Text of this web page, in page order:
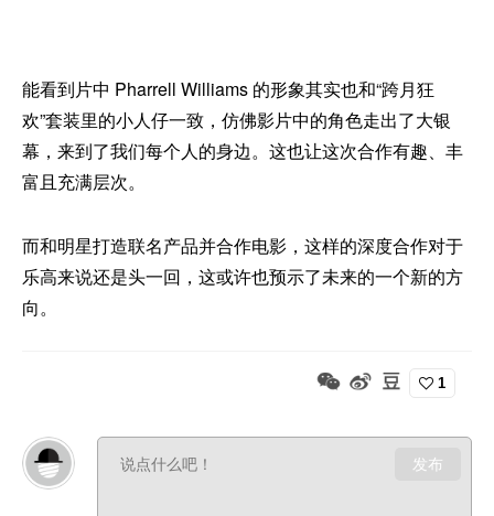
能看到片中 Pharrell Williams 的形象其实也和“跨月狂
欢”套装里的小人仔一致，仿佛影片中的角色走出了大银
幕，来到了我们每个人的身边。这也让这次合作有趣、丰
富且充满层次。
而和明星打造联名产品并合作电影，这样的深度合作对于
乐高来说还是头一回，这或许也预示了未来的一个新的方
向。
1
发布